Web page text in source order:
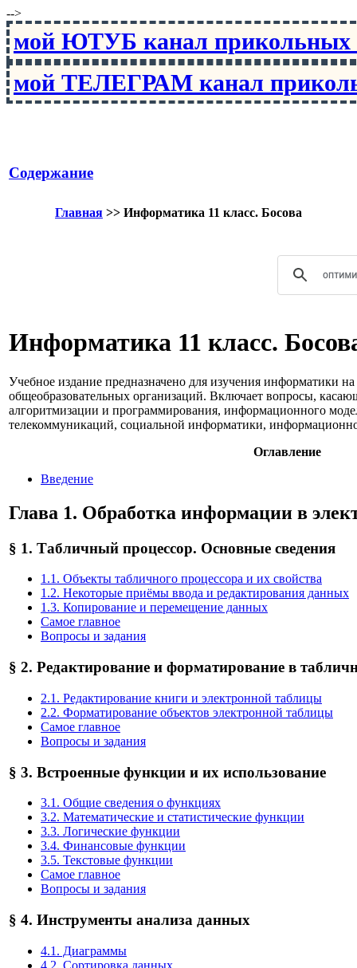
-->
мой ЮТУБ канал
мой ТЕЛЕГРАМ канал
Содержание
Главная >> Информатика 11 класс. Босова
Информатика 11 класс.
Учебное издание предназначено для изучения информатики на
общеобразовательных организаций. Включает вопросы,
алгоритмизации и программирования, информационного
телекоммуникаций, социальной информатики,
Оглавление
Введение
Глава 1. Обработка информации в
§ 1. Табличный процессор. Основные сведения
1.1. Объекты табличного процессора и их свойства
1.2. Некоторые приёмы ввода и редактирования данных
1.3. Копирование и перемещение данных
Самое главное
Вопросы и задания
§ 2. Редактирование и форматирование в
2.1. Редактирование книги и электронной таблицы
2.2. Форматирование объектов электронной таблицы
Самое главное
Вопросы и задания
§ 3. Встроенные функции и их использование
3.1. Общие сведения о функциях
3.2. Математические и статистические функции
3.3. Логические функции
3.4. Финансовые функции
3.5. Текстовые функции
Самое главное
Вопросы и задания
§ 4. Инструменты анализа данных
4.1. Диаграммы
4.2. Сортировка данных